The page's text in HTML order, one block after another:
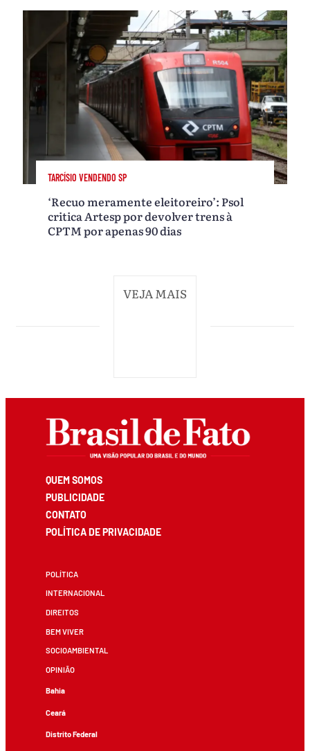
TARCÍSIO VENDENDO SP
‘Recuo meramente eleitoreiro’: Psol
critica Artesp por devolver trens à
CPTM por apenas 90 dias
VEJA MAIS
QUEM SOMOS
PUBLICIDADE
CONTATO
POLÍTICA DE PRIVACIDADE
POLÍTICA
INTERNACIONAL
DIREITOS
BEM VIVER
SOCIOAMBIENTAL
OPINIÃO
Bahia
Ceará
Distrito Federal